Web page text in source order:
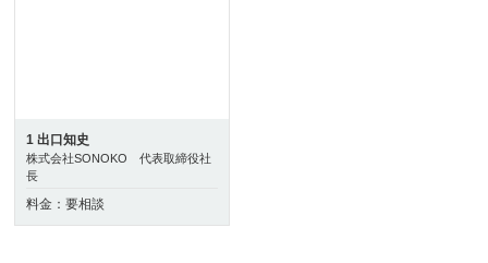
1 出口知史
株式会社SONOKO 代表取締役社
長
料金：要相談